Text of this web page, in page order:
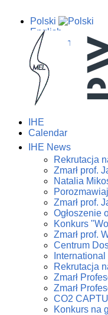
Polski
English
IHE
Calendar
IHE News
Rekrutacja
Zmarł prof.
Natalia
Zmarł prof.
Ogłoszenie
Konkurs
Zmarł prof.
Centrum
Rekrutacja
Zmarł
Zmarł
CO2
Konkurs na